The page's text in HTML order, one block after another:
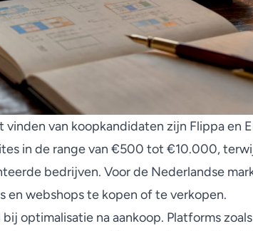
van koopkandidaten zijn Flippa en
in de range van €500 tot €10.000,
bedrijven. Voor de Nederlandse
en webshops te kopen of te verkopen.
optimalisatie na aankoop. Platforms